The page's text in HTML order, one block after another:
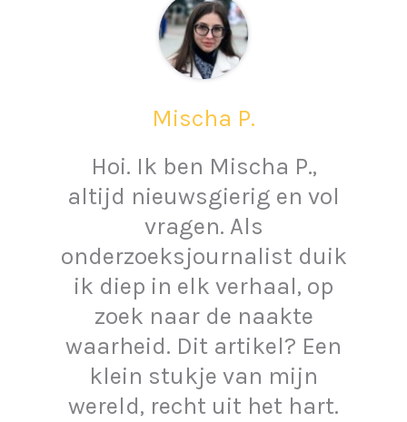
Mischa P.
Hoi. Ik ben Mischa P.,
altijd nieuwsgierig en vol
vragen. Als
onderzoeksjournalist duik
ik diep in elk verhaal, op
zoek naar de naakte
waarheid. Dit artikel? Een
klein stukje van mijn
wereld, recht uit het hart.